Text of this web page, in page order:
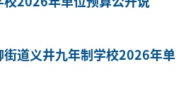
道义井九年制学校2026年单